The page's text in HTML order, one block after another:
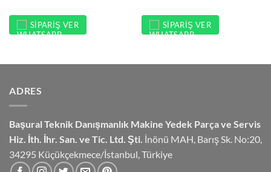
SIPARIŞ VER SIPARIŞ VER
ADRES
Başural Teknik Danışmanlık Makine Yedek Parça ve Servis
Hiz. İth. İhr. San. ve Tic. Ltd. Şti. İnönü MAH, Barış Sk. No:20,
34295 Küçükçekmece/İstanbul, Türkiye